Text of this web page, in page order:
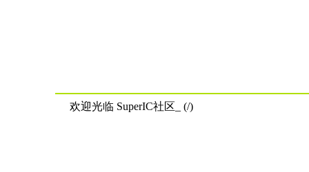
欢迎光临 SuperIC社区_ (/)